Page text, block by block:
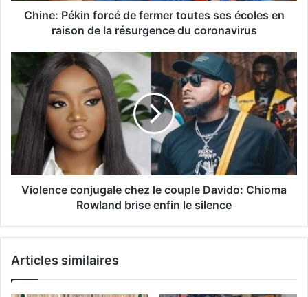
Chine: Pékin forcé de fermer toutes ses écoles en
raison de la résurgence du coronavirus
Violence conjugale chez le couple Davido: Chioma
Rowland brise enfin le silence
Articles similaires